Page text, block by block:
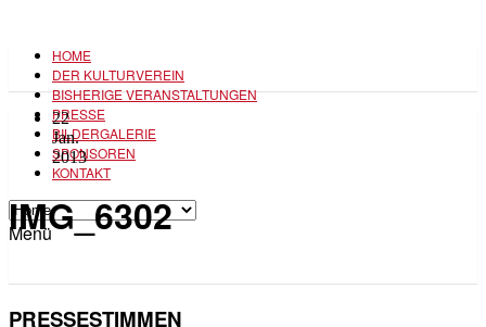
HOME
DER KULTURVEREIN
BISHERIGE VERANSTALTUNGEN
PRESSE
BILDERGALERIE
SPONSOREN
KONTAKT
Menü
22
Jan.
2013
IMG_6302
PRESSESTIMMEN